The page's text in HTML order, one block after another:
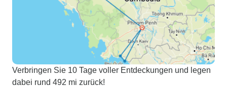
Verbringen Sie 10 Tage voller Entdeckungen und legen
dabei rund 492 mi zurück!